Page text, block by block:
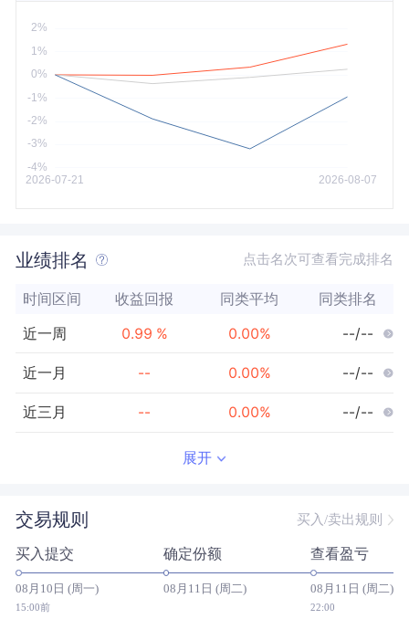
最大
业绩排名 点击名次可查看完成排名
时间区间 收益回报 同类平均 同类排名
近一周 0.99 % 0.00% --/--
近一月 -- 0.00% --/--
近三月 -- 0.00% --/--
近三年 --/--
近五年 -- 0.00% --/--
今年以来
展开
交易规则 买入/卖出规则
买入提交
08月10日 (周一)
15:00前
确定份额
08月11日 (周二)
查看盈亏
08月11日 (周二)
22:00